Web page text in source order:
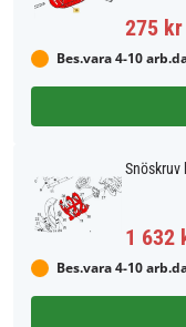
275 kr
Bes.vara 4-10
Snöskruv
1 632
Bes.vara 4-10